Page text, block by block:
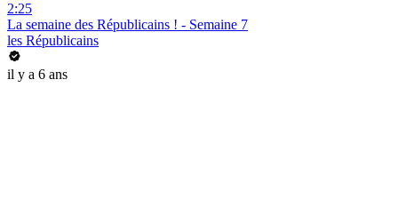
2:25
La semaine des Républicains ! - Semaine 7
les Républicains
il y a 6 ans